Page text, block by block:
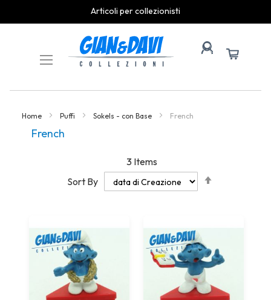
Articoli per collezionisti
Content
Home Puffi Sokels - con Base French
French
3Items
Sort By